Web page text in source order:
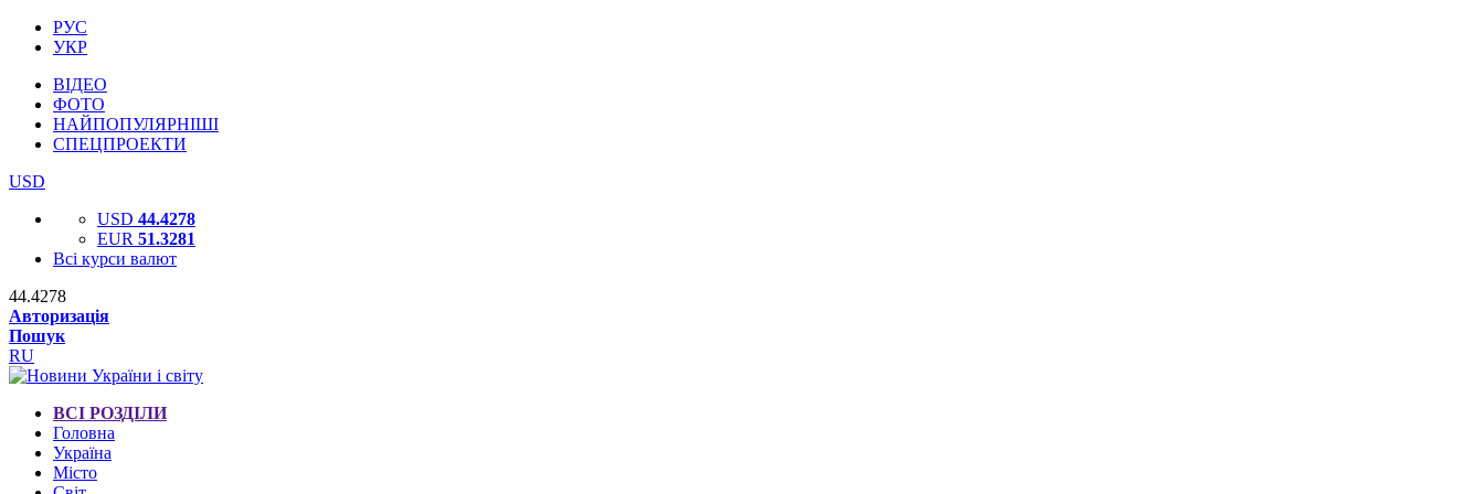
РУС
УКР
ВІДЕО
ФОТО
НАЙПОПУЛЯРНІШІ
СПЕЦПРОЕКТИ
USD
USD 44.4278
EUR 51.3281
Всі курси валют
44.4278
Авторизація
Пошук
RU
ВСІ РОЗДІЛИ
Головна
Україна
Місто